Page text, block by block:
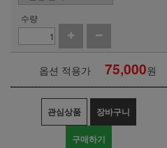
수량
옵션 적용가 75,000원
관심상품 장바구니
구매하기